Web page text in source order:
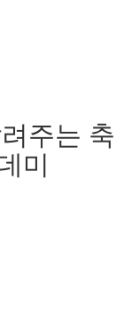
주는 축
미